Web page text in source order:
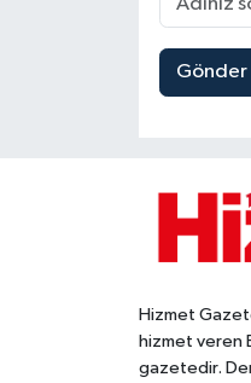
Gönder
Hizmet
hizmet veren
gazetedir.